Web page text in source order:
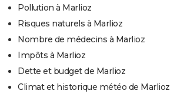
Pollution à Marlioz
Risques naturels à Marlioz
Nombre de médecins à Marlioz
Impôts à Marlioz
Dette et budget de Marlioz
Climat et historique météo de Marlioz